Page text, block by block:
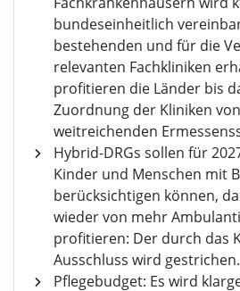
bundeseinheitlich
bestehenden und für die
relevanten Fachkliniken
profitieren die Länder bis
Zuordnung der Kliniken
weitreichenden
Hybrid-DRGs sollen für
Kinder und Menschen mit
berücksichtigen können,
wieder von mehr
profitieren: Der durch das
Ausschluss wird gestrichen.
Pflegebudget: Es wird